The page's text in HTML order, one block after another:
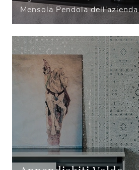
Mensola Pendola